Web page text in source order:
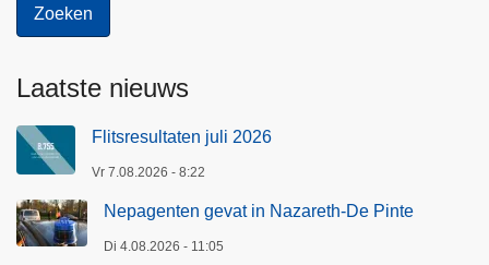
Laatste nieuws
Flitsresultaten juli 2026
Vr 7.08.2026 - 8:22
Nepagenten gevat in Nazareth-De Pinte
Di 4.08.2026 - 11:05